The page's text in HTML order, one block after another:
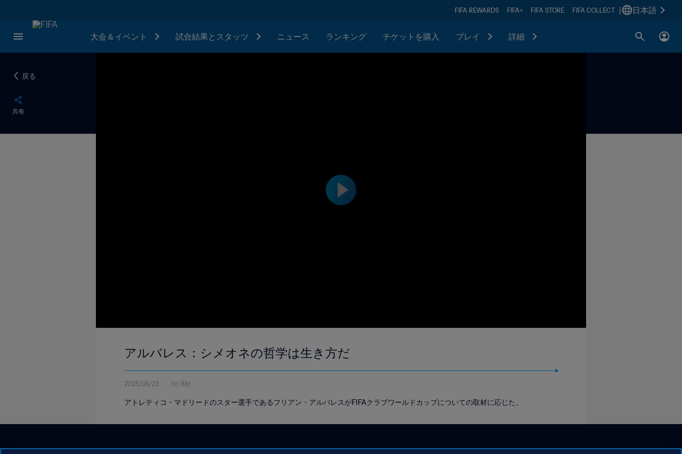
FIFA REWARDS FIFA+ FIFA STORE FIFA COLLECT 日本語
大会＆イベント 試合結果とスタッツ ニュース ランキング チケットを購入 プレイ 詳細
戻る
共有
アルバレス：シメオネの哲学は生き方だ
2025/05/23 1分 8秒
アトレティコ・マドリードのスター選手であるフリアン・アルバレスがFIFAクラブワールドカップについての取材に応じた。